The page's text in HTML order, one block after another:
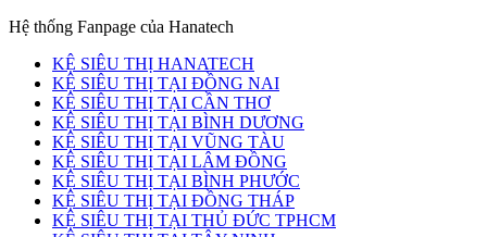
Hệ thống Fanpage của Hanatech
KỆ SIÊU THỊ HANATECH
KỆ SIÊU THỊ TẠI ĐỒNG NAI
KỆ SIÊU THỊ TẠI CẦN THƠ
KỆ SIÊU THỊ TẠI BÌNH DƯƠNG
KỆ SIÊU THỊ TẠI VŨNG TÀU
KỆ SIÊU THỊ TẠI LÂM ĐỒNG
KỆ SIÊU THỊ TẠI BÌNH PHƯỚC
KỆ SIÊU THỊ TẠI ĐỒNG THÁP
KỆ SIÊU THỊ TẠI THỦ ĐỨC TPHCM